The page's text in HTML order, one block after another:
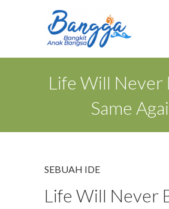
Life Will Never
Same
SEBUAH IDE
Life Will Never